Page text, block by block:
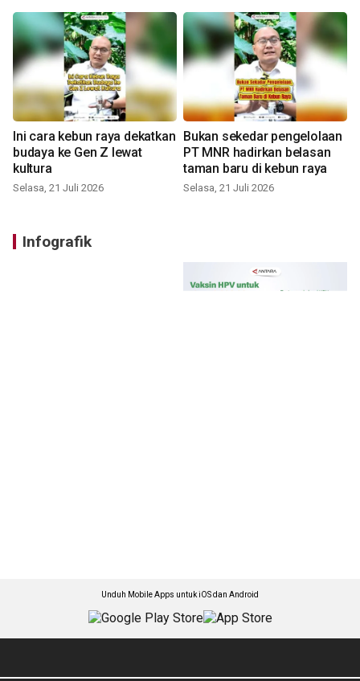
Ini cara kebun raya dekatkan
budaya ke Gen Z lewat
kultura
Selasa, 21 Juli 2026
Bukan sekedar pengelolaan
PT MNR hadirkan belasan
taman baru di kebun raya
Selasa, 21 Juli 2026
Infografik
Unduh Mobile Apps untuk iOS dan Android